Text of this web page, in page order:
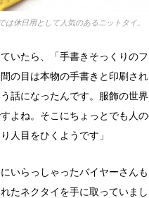
は休日用として人気のあるニットタイ。
ていたら、「手書きそっくりの
の目は本物の手書きと印刷さ
話になったんです。服飾の世
よね。そこにちょっとでも人
人目をひくようです」
いらっしゃったバイヤーさん
たネクタイを手に取っていま